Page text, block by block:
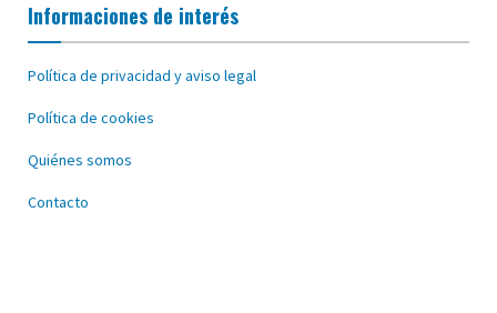
Informaciones de interés
Política de privacidad y aviso legal
Política de cookies
Quiénes somos
Contacto